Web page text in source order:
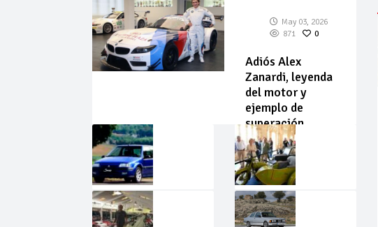
May 03, 2026
871
0
Adiós Alex
Zanardi, leyenda
del motor y
ejemplo de
superación
May
Abr